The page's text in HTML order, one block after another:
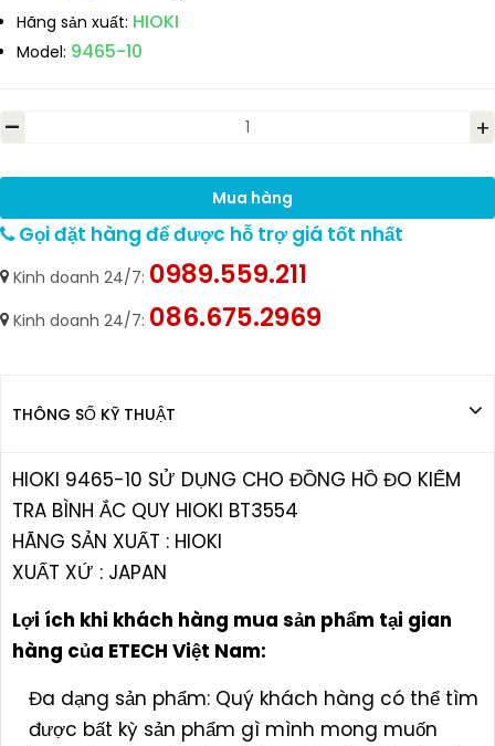
Hãng sản xuất: HIOKI
Model: 9465-10
- +
Mua hàng
Gọi đặt hàng để được hỗ trợ giá tốt nhất
Kinh doanh 24/7: 0989.559.211
Kinh doanh 24/7: 086.675.2969
THÔNG SỐ KỸ THUẬT
HIOKI 9465-10 SỬ DỤNG CHO ĐỒNG HỒ ĐO KIỂM
TRA BÌNH ẮC QUY HIOKI BT3554
HÃNG SẢN XUẤT : HIOKI
XUẤT XỨ : JAPAN
Lợi ích khi khách hàng mua sản phẩm tại gian
hàng của ETECH Việt Nam:
Đa dạng sản phẩm: Quý khách hàng có thể tìm
được bất kỳ sản phẩm gì mình mong muốn